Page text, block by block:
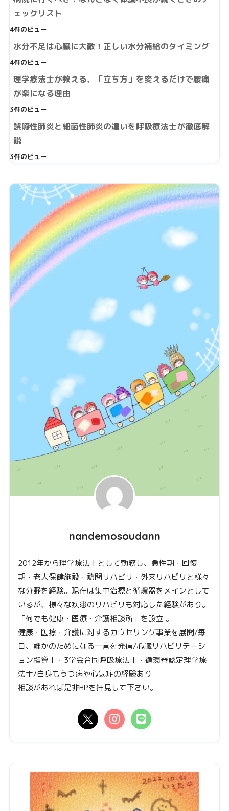
ェックリスト
4件のビュー
水分不足は心臓に大敵！正しい水分補給のタイミング
4件のビュー
理学療法士が教える、「立ち方」を変えるだけで腰痛
が楽になる理由
3件のビュー
誤嚥性肺炎と細菌性肺炎の違いを呼吸療法士が徹底解
説
3件のビュー
nandemosoudann
2012年から理学療法士として勤務し、急性期・回復
期・老人保健施設・訪問リハビリ・外来リハビリと様々
な分野を経験。現在は集中治療と循環器をメインとして
いるが、様々な疾患のリハビリも対応した経験があり。
「何でも健康・医療・介護相談所」を設立 。
健康・医療・介護に対するカウセリング事業を展開/毎
日、誰かのためになる一言を発信/心臓リハビリテーシ
ョン指導士・3学会合同呼吸療法士・循環器認定理学療
法士/自身もうつ病や心気症の経験あり
相談があれば是非HPを拝見して下さい。